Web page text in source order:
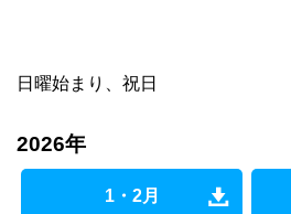
日曜始まり、祝日
2026年
1・2月